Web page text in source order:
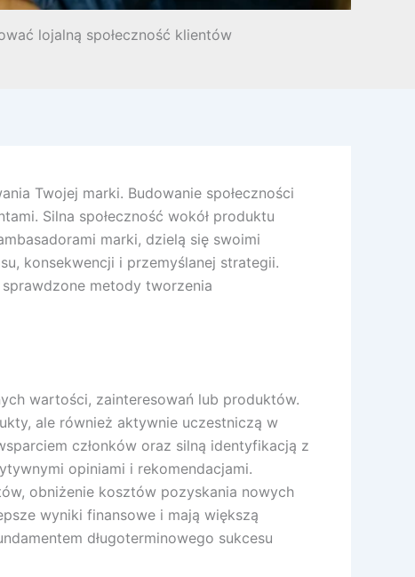
lojalną społeczność klientów
Twojej marki. Budowanie społeczności
Silna społeczność wokół produktu
marki, dzielą się swoimi
konsekwencji i przemyślanej strategii.
metody tworzenia
wartości, zainteresowań lub produktów.
ale również aktywnie uczestniczą w
członków oraz silną identyfikacją z
opiniami i rekomendacjami.
obniżenie kosztów pozyskania nowych
wyniki finansowe i mają większą
długoterminowego sukcesu